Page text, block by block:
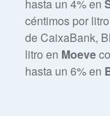
hasta un 4% en
céntimos por
de CaixaBank,
litro en Moeve
hasta un 6% en